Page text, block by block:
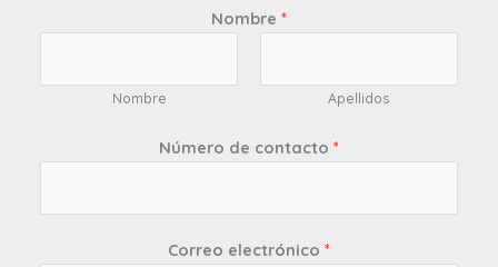
Nombre *
Nombre Apellidos
Número de contacto *
Correo electrónico *